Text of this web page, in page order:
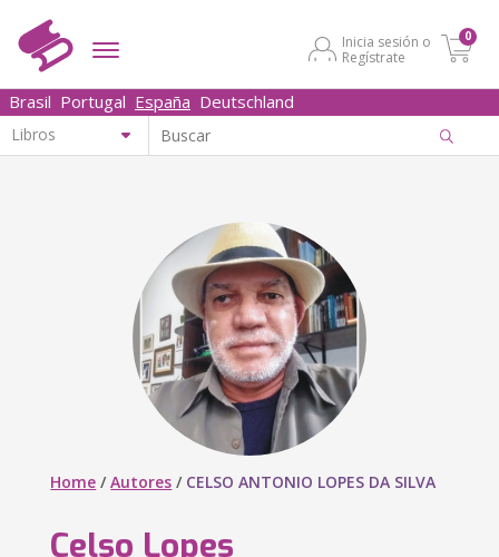
Inicia sesión o
Regístrate
0
Brasil Portugal España Deutschland
Home /Autores / CELSO ANTONIO LOPES DA SILVA
Celso Lopes